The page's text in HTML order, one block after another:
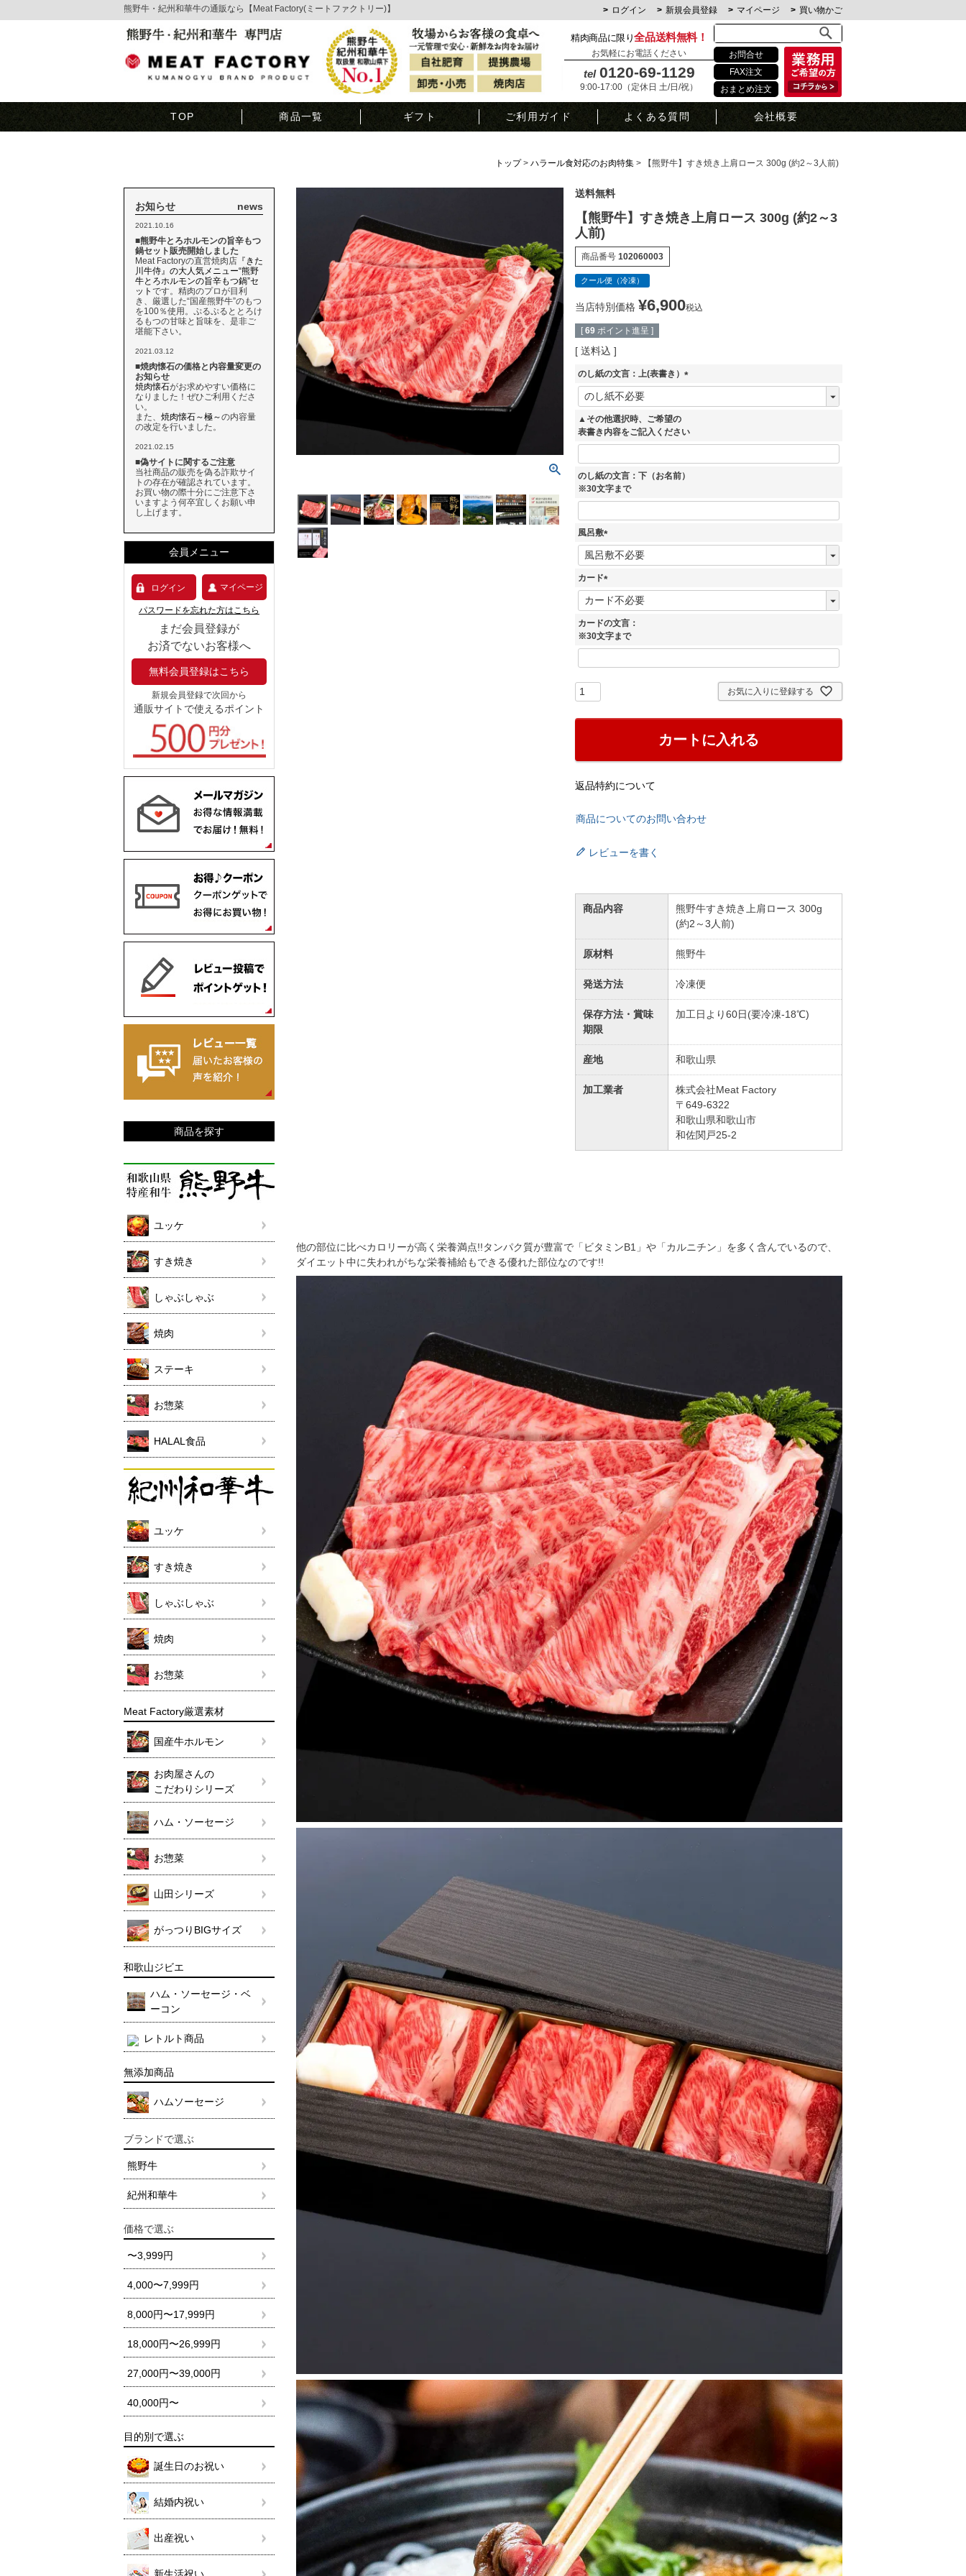
熊野牛・紀州和華牛の通販なら【Meat Factory(ミートファクトリー)】 ログイン 新規会員登録 マイページ 買い物かご
精肉商品に限り全品送料無料！
お気軽にお電話ください
tel 0120-69-1129
9:00-17:00（定休日 土/日/祝）
お問合せ
FAX注文
おまとめ注文
TOP 商品一覧 ギフト ご利用ガイド よくある質問 会社概要
トップ ハラール食対応のお肉特集 【熊野牛】すき焼き上肩ロース 300g (約2～3人前)
お知らせ news
2021.10.16
■熊野牛とろホルモンの旨辛もつ
鍋セット販売開始しました
Meat Factoryの直営焼肉店 『きた
川牛侍』の大人気メニュー“熊野
牛とろホルモンの旨辛もつ鍋”セ
ット です。精肉のプロが目利
き、厳選した“国産熊野牛”のもつ
を100％使用。ぷるぷるととろけ
るもつの甘味と旨味を、是非ご
堪能下さい。
2021.03.12
■焼肉懐石の価格と内容量変更の
お知らせ
焼肉懐石がお求めやすい価格に
なりました！ぜひご利用くださ
い。
また、 焼肉懐石～極～の内容量
の改定を行いました。
2021.02.15
■偽サイトに関するご注意
当社商品の販売を偽る詐欺サイ
トの存在が確認されています。
お買い物の際十分にご注意下さ
いますよう何卒宜しくお願い申
し上げます。
会員メニュー
ログイン マイページ
パスワードを忘れた方はこちら
まだ会員登録が
お済でないお客様へ
無料会員登録はこちら
新規会員登録で次回から
通販サイトで使えるポイント
商品を探す
ユッケ
すき焼き
しゃぶしゃぶ
焼肉
ステーキ
お惣菜
HALAL食品
ユッケ
すき焼き
しゃぶしゃぶ
焼肉
お惣菜
Meat Factory厳選素材
国産牛ホルモン
お肉屋さんの
こだわりシリーズ
ハム・ソーセージ
お惣菜
山田シリーズ
がっつりBIGサイズ
和歌山ジビエ
ハム・ソーセージ・ベ
ーコン
レトルト商品
無添加商品
ハムソーセージ
ブランドで選ぶ
熊野牛
紀州和華牛
価格で選ぶ
〜3,999円
4,000〜7,999円
8,000円〜17,999円
18,000円〜26,999円
27,000円〜39,000円
40,000円〜
目的別で選ぶ
誕生日のお祝い
結婚内祝い
出産祝い
送料無料
【熊野牛】すき焼き上肩ロース 300g (約2～3
人前)
商品番号 102060003
クール便（冷凍）
当店特別価格 ¥6,900税込
[ 69 ポイント進呈 ]
送料込
のし紙の文言：上(表書き）
(
▲その他選択時、ご希望の
表書き内容をご記入ください
のし紙の文言：下（お名前）
※30文字まで
風呂敷
(
必
須
カード
(
必
須
)
カードの文言：
※30文字まで
お気に入りに登録する
カートに入れる
返品特約について
商品についてのお問い合わせ
レビューを書く
商品内容
熊野牛すき焼き上肩ロース 300g
(約2～3人前)
原材料 熊野牛
発送方法 冷凍便
保存方法・賞味
期限
加工日より60日(要冷凍-18℃)
産地 和歌山県
加工業者
株式会社Meat Factory
〒649-6322
和歌山県和歌山市
和佐関戸25-2
他の部位に比べカロリーが高く栄養満点!!タンパク質が豊富で「ビタミンB1」や「カルニチン」を多く含んでいるので、
ダイエット中に失われがちな栄養補給もできる優れた部位なのです!!